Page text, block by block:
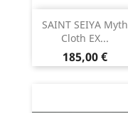
SAINT SEIYA Myth
Cloth EX...
Prix
185,00 €